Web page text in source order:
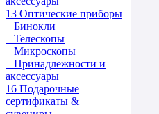
13 Оптические приборы
Бинокли
Телескопы
Микроскопы
Принадлежности и
аксессуары
16 Подарочные
сертификаты &